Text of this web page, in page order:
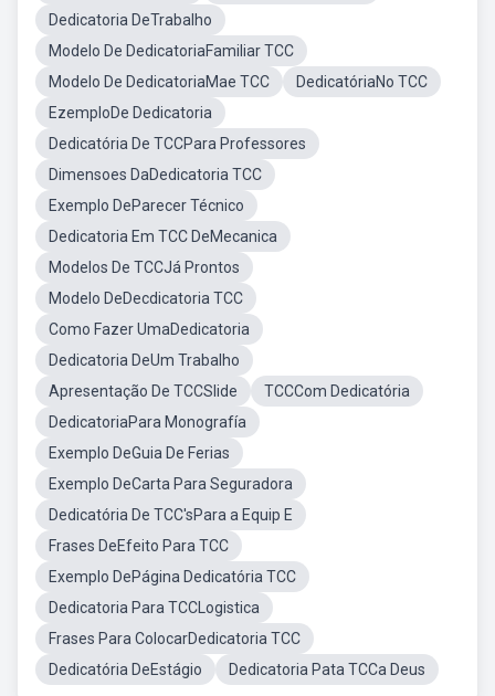
Dedicatoria DeTrabalho
Modelo De DedicatoriaFamiliar TCC
Modelo De DedicatoriaMae TCC
DedicatóriaNo TCC
EzemploDe Dedicatoria
Dedicatória De TCCPara Professores
Dimensoes DaDedicatoria TCC
Exemplo DeParecer Técnico
Dedicatoria Em TCC DeMecanica
Modelos De TCCJá Prontos
Modelo DeDecdicatoria TCC
Como Fazer UmaDedicatoria
Dedicatoria DeUm Trabalho
Apresentação De TCCSlide
TCCCom Dedicatória
DedicatoriaPara Monografía
Exemplo DeGuia De Ferias
Exemplo DeCarta Para Seguradora
Dedicatória De TCC'sPara a Equip E
Frases DeEfeito Para TCC
Exemplo DePágina Dedicatória TCC
Dedicatoria Para TCCLogistica
Frases Para ColocarDedicatoria TCC
Dedicatória DeEstágio
Dedicatoria Pata TCCa Deus